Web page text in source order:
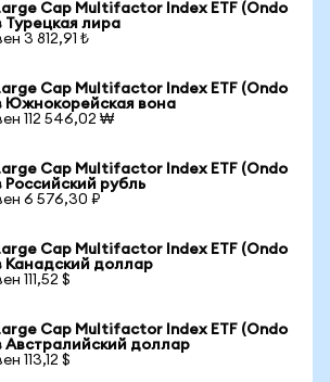
Cap Multifactor Index ETF (Ondo
Турецкая лира
3 812,91 ₺
Cap Multifactor Index ETF (Ondo
Южнокорейская вона
112 546,02 ₩
Cap Multifactor Index ETF (Ondo
Российский рубль
6 576,30 ₽
Cap Multifactor Index ETF (Ondo
Канадский доллар
111,52 $
Cap Multifactor Index ETF (Ondo
Австралийский доллар
113,12 $